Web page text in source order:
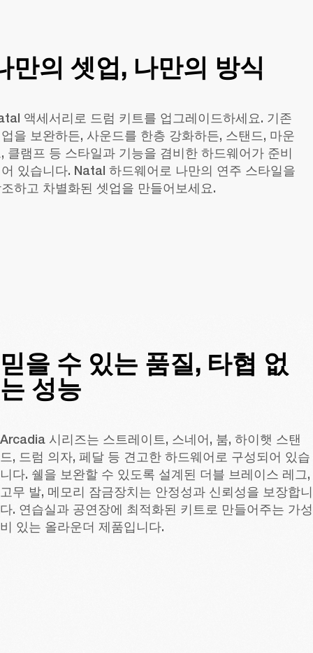
만의 셋업, 나만의 방식
액세서리로 드럼 키트를 업그레이드하세요. 기존
을 보완하든, 사운드를 한층 강화하든, 스탠드, 마운
클램프 등 스타일과 기능을 겸비한 하드웨어가 준비
있습니다. Natal 하드웨어로 나만의 연주 스타일을
하고 차별화된 셋업을 만들어보세요.
믿을 수 있는 품질, 타협 없
는 성능
Arcadia 시리즈는 스트레이트, 스네어, 붐, 하이햇 스탠
드, 드럼 의자, 페달 등 견고한 하드웨어로 구성되어 있습
니다. 쉘을 보완할 수 있도록 설계된 더블 브레이스 레그,
고무 발, 메모리 잠금장치는 안정성과 신뢰성을 보장합니
다. 연습실과 공연장에 최적화된 키트로 만들어주는 가성
비 있는 올라운더 제품입니다.